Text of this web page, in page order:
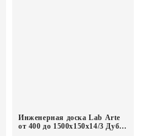
Инженерная доска Lab Arte
от 400 до 1500х150х14/3 Дуб